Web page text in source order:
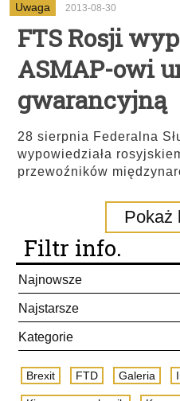
Uwaga 2013-08-30
FTS Rosji
ASMAP-owi
gwarancyjną
28 sierpnia Federalna
wypowiedziała
przewoźników
Pokaż
Filtr info.
Najnowsze
Najstarsze
Kategorie
Brexit FTD Galeria